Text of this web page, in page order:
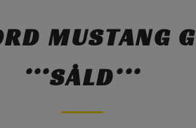
MUSTANG
***SÅLD***